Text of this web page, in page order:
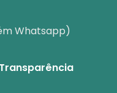
Whatsapp)